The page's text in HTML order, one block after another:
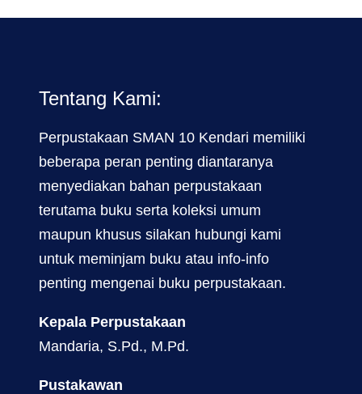
Tentang Kami:
Perpustakaan SMAN 10 Kendari memiliki
beberapa peran penting diantaranya
menyediakan bahan perpustakaan
terutama buku serta koleksi umum
maupun khusus silakan hubungi kami
untuk meminjam buku atau info-info
penting mengenai buku perpustakaan.
Kepala Perpustakaan
Mandaria, S.Pd., M.Pd.
Pustakawan